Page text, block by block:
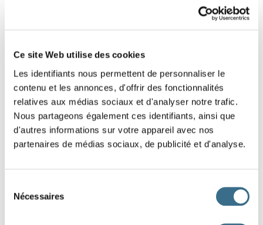
Ce site Web utilise des cookies
Les identifiants nous permettent de personnaliser le
contenu et les annonces, d'offrir des fonctionnalités
relatives aux médias sociaux et d'analyser notre trafic.
Nous partageons également ces identifiants, ainsi que
d'autres informations sur votre appareil avec nos
partenaires de médias sociaux, de publicité et d'analyse.
Nécessaires
Glisse les mots pour remettre cette phrase
négative dans le bon ordre.
Pour t'aider, fais attention aux mots qui ont une majuscule, ce sont
ceux qui commencent les phrases, regarde aussi où est le point,
c'est lui qui termine la phrase.
J'AI TERMINÉ